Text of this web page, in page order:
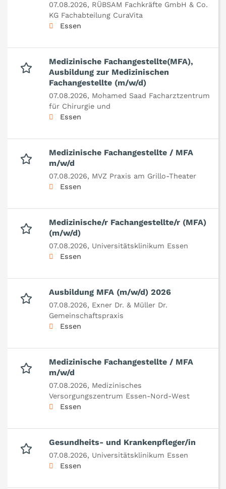
07.08.2026, RÜBSAM Fachkräfte GmbH & Co.
KG Fachabteilung CuraVita
Essen
Medizinische Fachangestellte(MFA),
Ausbildung zur Medizinischen
Fachangestellte (m/w/d)
07.08.2026, Mohamed Saad Facharztzentrum
für Chirurgie und
Essen
Medizinische Fachangestellte / MFA
m/w/d
07.08.2026, MVZ Praxis am Grillo-Theater
Essen
Medizinische/r Fachangestellte/r (MFA)
(m/w/d)
07.08.2026, Universitätsklinikum Essen
Essen
Ausbildung MFA (m/w/d) 2026
07.08.2026, Exner Dr. & Müller Dr.
Gemeinschaftspraxis
Essen
Medizinische Fachangestellte / MFA
m/w/d
07.08.2026, Medizinisches
Versorgungszentrum Essen-Nord-West
Essen
Gesundheits- und Krankenpfleger/in
07.08.2026, Universitätsklinikum Essen
Essen